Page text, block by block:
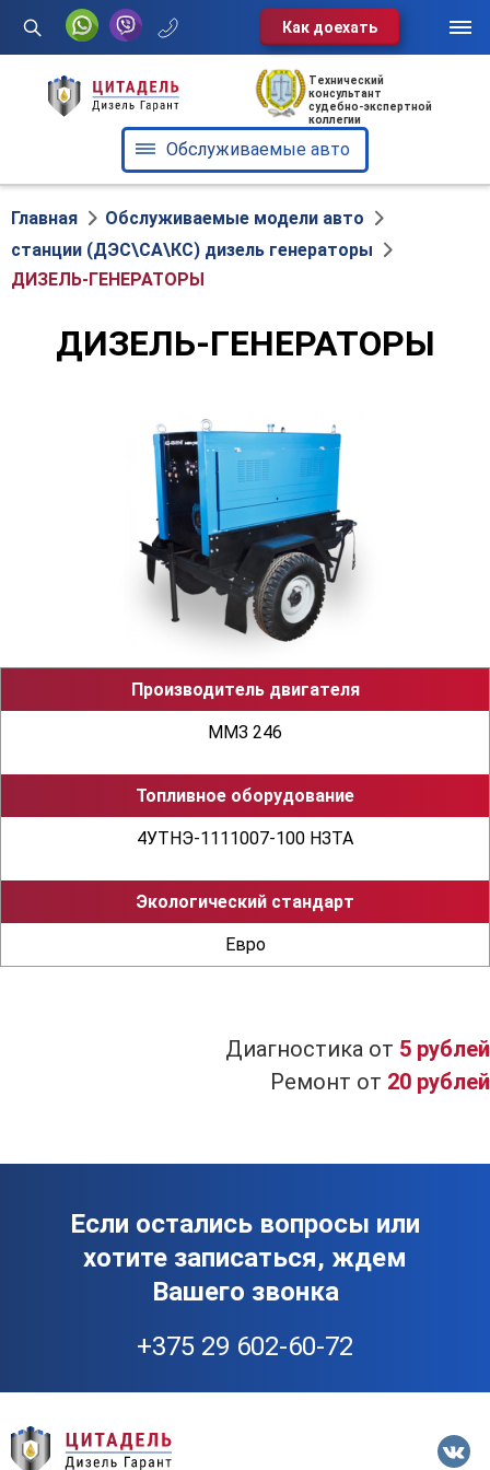
Как доехать
Услуги
Обслуживаемые авто
О нас
Отзывы
Блог
г. Минск, ул. Клары Цеткин, 49,
строение 5, офис 12
Технический
консультант
судебно-экспертной
коллегии
Обслуживаемые авто
Главная
Обслуживаемые модели авто
станции (ДЭС\СА\КС) дизель генераторы
ДИЗЕЛЬ-ГЕНЕРАТОРЫ
ДИЗЕЛЬ-ГЕНЕРАТОРЫ
Производитель двигателя
ММЗ 246
Топливное оборудование
4УТНЭ-1111007-100 НЗТА
Экологический стандарт
Евро
Диагностика от 5 рублей
Ремонт от 20 рублей
Если остались вопросы или
хотите записаться, ждем
Вашего звонка
+375 29 602-60-72